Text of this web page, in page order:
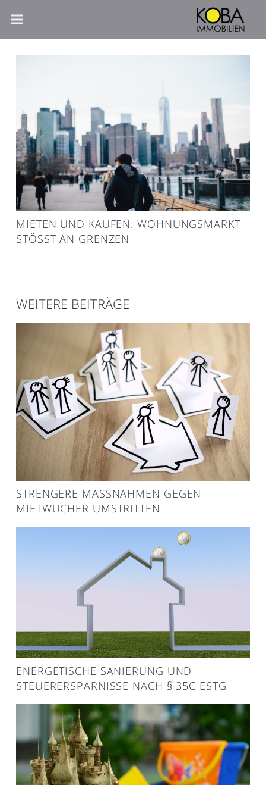
MIETEN UND KAUFEN: WOHNUNGSMARKT
STÖSST AN GRENZEN
WEITERE BEITRÄGE
STRENGERE MASSNAHMEN GEGEN M
IETWUCHER UMSTRITTEN
ENERGETISCHE SANIERUNG UND
STEUERERSPARNISSE NACH § 35C ESTG